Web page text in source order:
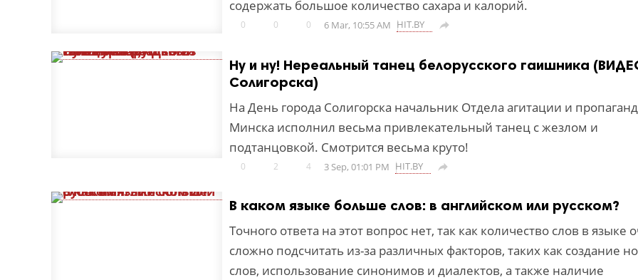
содержать большое количество сахара и калорий.
0 0 0 6 Mar, 10:55 AM HIT.BY 
Ну и ну! Нереальный танец белорусского гаишника
Солигорска)
На День города Солигорска начальник Отдела агитации и
Минска исполнил весьма привлекательный танец с жезлом и
подтанцовкой. Смотрится весьма круто!
0 2 4 3 Sep, 01:01 PM HIT.BY 
В каком языке больше слов: в английском или русском?
Точного ответа на этот вопрос нет, так как количество слов в языке
сложно подсчитать из-за различных факторов, таких как создание
слов, использование синонимов и диалектов, а также наличие